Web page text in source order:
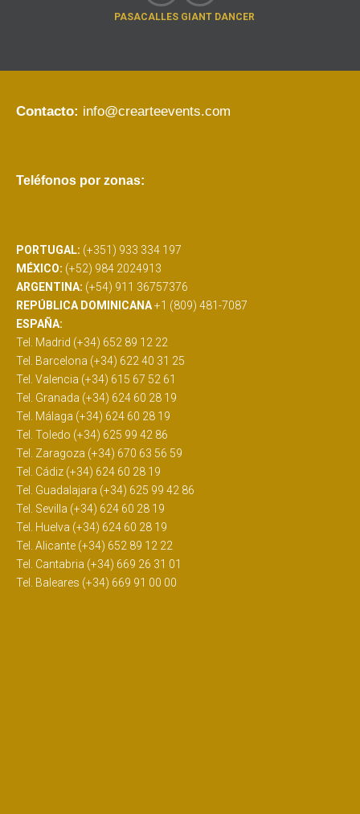
PASACALLES GIANT DANCER
Contacto: info@crearteevents.com
Teléfonos por zonas:
PORTUGAL: (+351) 933 334 197
MÉXICO: (+52) 984 2024913
ARGENTINA: (+54) 911 36757376
REPÚBLICA DOMINICANA+1 (809) 481-7087
ESPAÑA:
Tel. Madrid (+34) 652 89 12 22
Tel. Barcelona (+34) 622 40 31 25
Tel. Valencia (+34) 615 67 52 61
Tel. Granada (+34) 624 60 28 19
Tel. Málaga (+34) 624 60 28 19
Tel. Toledo (+34) 625 99 42 86
Tel. Zaragoza (+34) 670 63 56 59
Tel. Cádiz (+34) 624 60 28 19
Tel. Guadalajara (+34) 625 99 42 86
Tel. Sevilla (+34) 624 60 28 19
Tel. Huelva (+34) 624 60 28 19
Tel. Alicante (+34) 652 89 12 22
Tel. Cantabria (+34) 669 26 31 01
Tel. Baleares (+34) 669 91 00 00